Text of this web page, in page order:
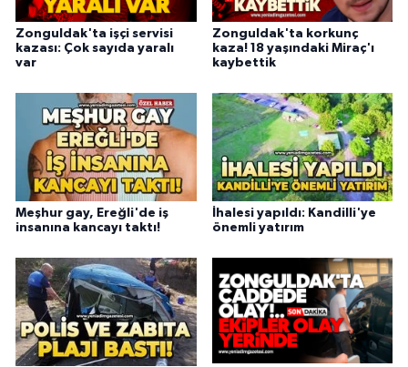
Zonguldak'ta işçi servisi
kazası: Çok sayıda yaralı
var
Zonguldak'ta korkunç
kaza! 18 yaşındaki Miraç'ı
kaybettik
Meşhur gay, Ereğli'de iş
insanına kancayı taktı!
İhalesi yapıldı: Kandilli'ye
önemli yatırım